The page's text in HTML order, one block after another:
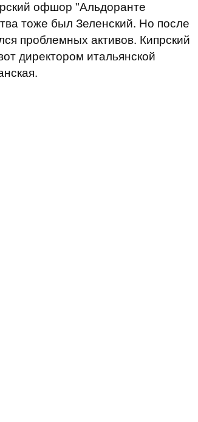
офшор "Альдоранте
тоже был Зеленский. Но после
проблемных активов. Кипрский
директором итальянской